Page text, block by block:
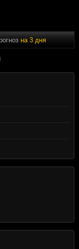
на 3 дня